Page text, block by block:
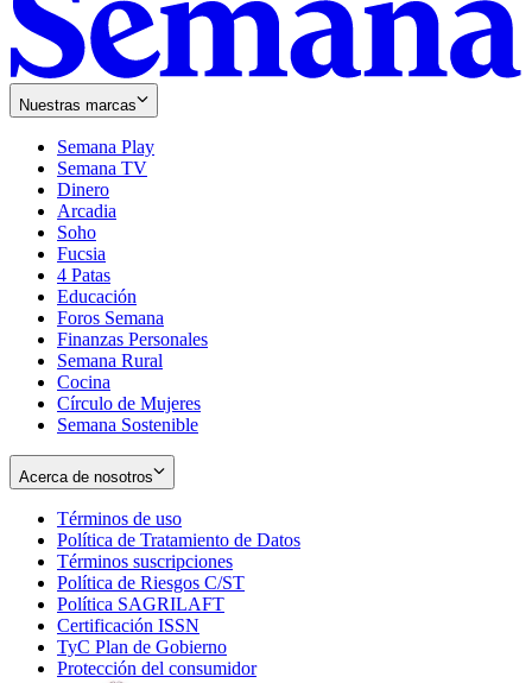
Nuestras marcas
Semana Play
Semana TV
Dinero
Arcadia
Soho
in
new
window
Fucsia
in
new
window
4 Patas
Educación
Foros Semana
Finanzas Personales
Semana Rural
Cocina
Círculo de Mujeres
Semana Sostenible
Acerca de nosotros
Términos de uso
in
new
window
Política de Tratamiento de Datos
Términos suscripciones
in
Política de Riesgos C/ST
Política SAGRILAFT
new
window
Certificación ISSN
in
new
TyC Plan de Gobierno
in
Protección del consumidorOpens